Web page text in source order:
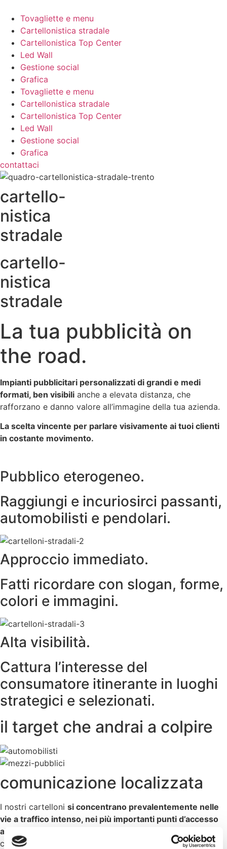
contenuto
Tovagliette e menu
Cartellonistica stradale
Cartellonistica Top Center
Led Wall
Gestione social
Grafica
Tovagliette e menu
Cartellonistica stradale
Cartellonistica Top Center
Led Wall
Gestione social
Grafica
contattaci
cartello-
nistica
stradale
cartello-
nistica
stradale
La tua pubblicità on
the road.
Impianti pubblicitari personalizzati di grandi e medi
formati, ben visibili anche a elevata distanza, che
rafforzano e danno valore all’immagine della tua azienda.
La scelta vincente per parlare visivamente ai tuoi clienti
in costante movimento.
Pubblico eterogeneo.
Raggiungi e incuriosirci passanti,
automobilisti e pendolari.
Approccio immediato.
Fatti ricordare con slogan, forme,
colori e immagini.
Alta visibilità.
Cattura l’interesse del
consumatore itinerante in luoghi
strategici e selezionati.
il target che andrai a colpire
comunicazione localizzata
I nostri cartelloni si concentrano prevalentemente nelle
vie a traffico intenso, nei più importanti punti d’accesso
alla città e in prossimità di punti vendita
così i flussi di veicoli da e per il centro della città di